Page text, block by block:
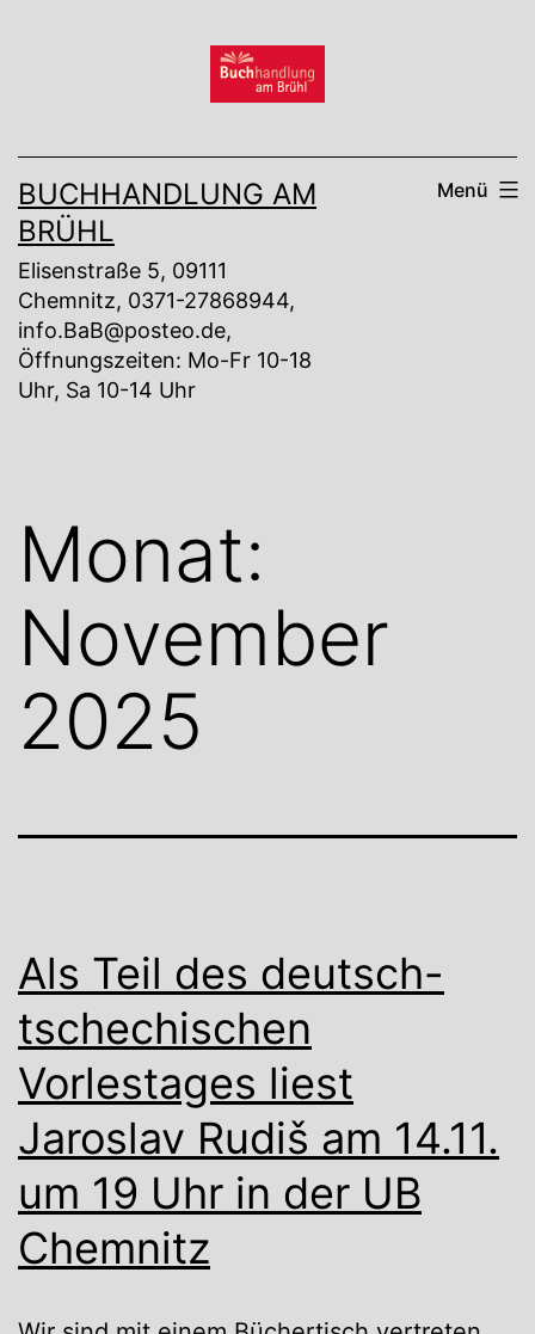
BUCHHANDLUNG AM
BRÜHL
Elisenstraße 5, 09111
Chemnitz, 0371-27868944,
info.BaB@posteo.de,
Öffnungszeiten: Mo-Fr 10-18
Uhr, Sa 10-14 Uhr
Menü
Monat:
November
2025
Als Teil des deutsch-
tschechischen
Vorlestages liest
Jaroslav Rudiš am 14.11.
um 19 Uhr in der UB
Chemnitz